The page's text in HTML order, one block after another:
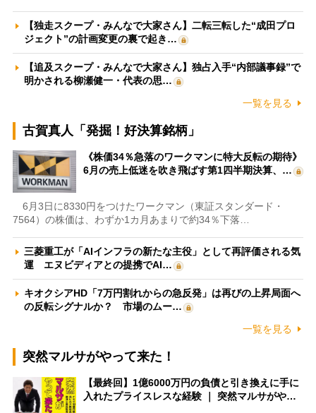
【独走スクープ・みんなで大家さん】二転三転した“成田プロ
ジェクト”の計画変更の裏で起き…
【追及スクープ・みんなで大家さん】独占入手“内部議事録”で
明かされる柳瀬健一・代表の思…
一覧を見る
古賀真人「発掘！好決算銘柄」
《株価34％急落のワークマンに特大反転の期待》
6月の売上低迷を吹き飛ばす第1四半期決算、…
6月3日に8330円をつけたワークマン（東証スタンダード・
7564）の株価は、わずか1カ月あまりで約34％下落…
三菱重工が「AIインフラの新たな主役」として再評価される気
運 エヌビディアとの提携でAI…
キオクシアHD「7万円割れからの急反発」は再びの上昇局面へ
の反転シグナルか？ 市場のムー…
一覧を見る
突然マルサがやって来た！
【最終回】1億6000万円の負債と引き換えに手に
入れたプライスレスな経験 ｜ 突然マルサがや…